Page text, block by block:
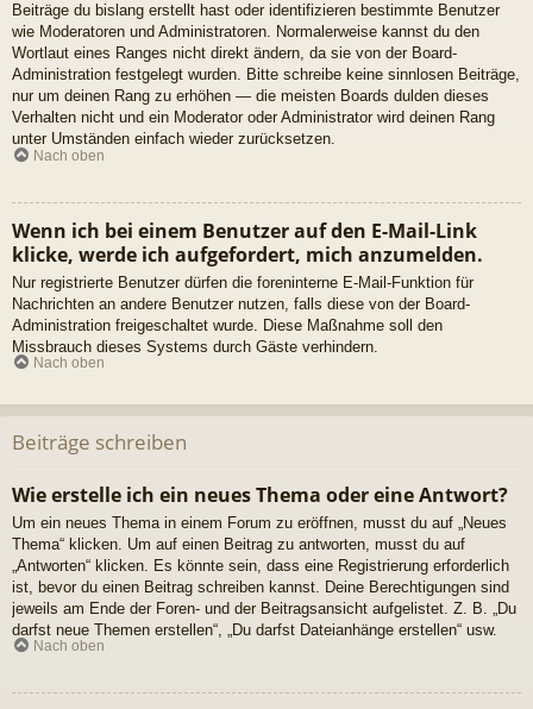
Beiträge du bislang erstellt hast oder identifizieren bestimmte Benutzer
wie Moderatoren und Administratoren. Normalerweise kannst du den
Wortlaut eines Ranges nicht direkt ändern, da sie von der Board-
Administration festgelegt wurden. Bitte schreibe keine sinnlosen Beiträge,
nur um deinen Rang zu erhöhen — die meisten Boards dulden dieses
Verhalten nicht und ein Moderator oder Administrator wird deinen Rang
unter Umständen einfach wieder zurücksetzen.
Nach oben
Wenn ich bei einem Benutzer auf den E-Mail-Link
klicke, werde ich aufgefordert, mich anzumelden.
Nur registrierte Benutzer dürfen die foreninterne E-Mail-Funktion für
Nachrichten an andere Benutzer nutzen, falls diese von der Board-
Administration freigeschaltet wurde. Diese Maßnahme soll den
Missbrauch dieses Systems durch Gäste verhindern.
Nach oben
Beiträge schreiben
Wie erstelle ich ein neues Thema oder eine Antwort?
Um ein neues Thema in einem Forum zu eröffnen, musst du auf „Neues
Thema“ klicken. Um auf einen Beitrag zu antworten, musst du auf
„Antworten“ klicken. Es könnte sein, dass eine Registrierung erforderlich
ist, bevor du einen Beitrag schreiben kannst. Deine Berechtigungen sind
jeweils am Ende der Foren- und der Beitragsansicht aufgelistet. Z. B. „Du
darfst neue Themen erstellen“, „Du darfst Dateianhänge erstellen“ usw.
Nach oben